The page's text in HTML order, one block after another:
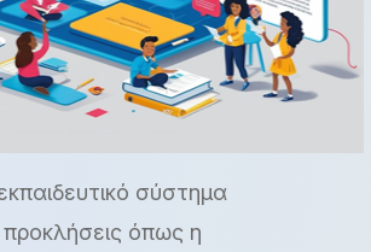
σύστημα
προκλήσεις όπως η